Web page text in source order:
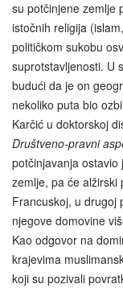
su potčinjene zemlje
istočnih religija
političkom sukobu
suprotstavljenosti. U
budući da je on
nekoliko puta bio
Karčić u doktorskoj
Društveno-pravni
potčinjavanja
zemlje, pa će alžirski
Francuskoj, u drugoj
njegove domovine
Kao odgovor na
krajevima
koji su pozivali